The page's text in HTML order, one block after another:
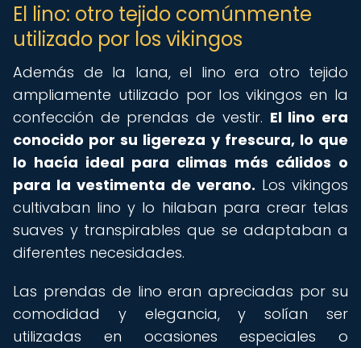
El lino: otro tejido comúnmente
utilizado por los vikingos
Además de la lana, el lino era otro tejido
ampliamente utilizado por los vikingos en la
confección de prendas de vestir. El lino era
conocido por su ligereza y frescura, lo que
lo hacía ideal para climas más cálidos o
para la vestimenta de verano. Los vikingos
cultivaban lino y lo hilaban para crear telas
suaves y transpirables que se adaptaban a
diferentes necesidades.
Las prendas de lino eran apreciadas por su
comodidad y elegancia, y solían ser
utilizadas en ocasiones especiales o